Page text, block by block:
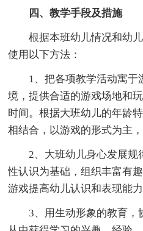
四、教学手段及措施
根据本班幼儿情况和幼儿
使用以下方法：
1、把各项教学活动寓于
境，提供合适的游戏场地和
时间。根据大班幼儿的年龄
相结合，以游戏的形式为主，
2、大班幼儿身心发展规
性认识为基础，组织丰富有
游戏提高幼儿认识和表现能力
3、用生动形象的教育，